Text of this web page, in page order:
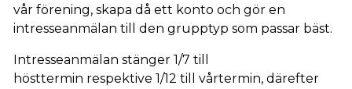
vår förening, skapa då ett konto och gör en
intresseanmälan till den grupptyp som passar bäst.
Intresseanmälan stänger 1/7 till
hösttermin respektive 1/12 till vårtermin, därefter